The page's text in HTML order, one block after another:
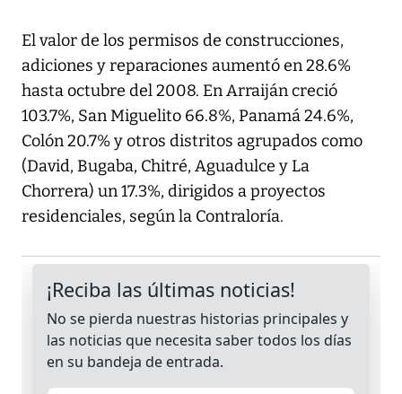
El valor de los permisos de construcciones,
adiciones y reparaciones aumentó en 28.6%
hasta octubre del 2008. En Arraiján creció
103.7%, San Miguelito 66.8%, Panamá 24.6%,
Colón 20.7% y otros distritos agrupados como
(David, Bugaba, Chitré, Aguadulce y La
Chorrera) un 17.3%, dirigidos a proyectos
residenciales, según la Contraloría.